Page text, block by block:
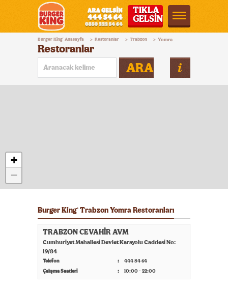
Burger
King®
Türkiye
TIKLA
GELSİN
Burger King® Anasayfa > Restoranlar > Trabzon > Yomra
Restoranlar
ARA
+
−
Burger King® Trabzon Yomra Restoranları
TRABZON CEVAHİR AVM
Cumhuriyet Mahallesi Devlet Karayolu Caddesi No:
19/84
Telefon
444 54 64
Çalışma Saatleri
10:00 - 22:00